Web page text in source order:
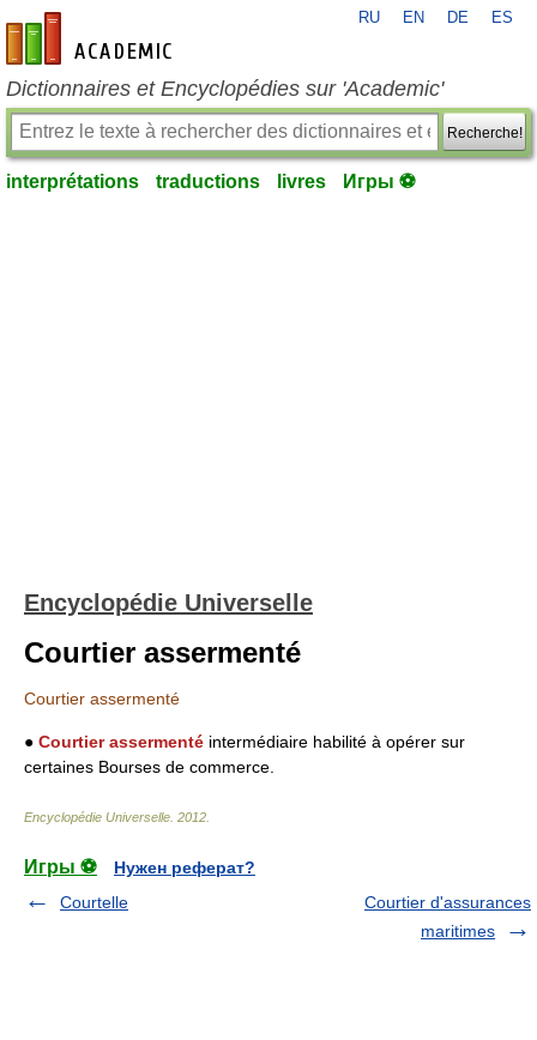
fr-academic.com
RU EN DE ES
Dictionnaires et Encyclopédies sur 'Academic'
Recherche!
interprétations traductions livres Игры ⚽
Encyclopédie Universelle
Courtier assermenté
Courtier assermenté
● Courtier assermenté intermédiaire habilité à opérer sur
certaines Bourses de commerce.
Encyclopédie Universelle 2012
Игры ⚽
Нужен реферат?
Courtelle
Courtier d'assurances
maritimes